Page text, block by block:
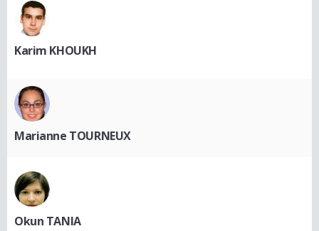
Karim KHOUKH
Marianne TOURNEUX
Okun TANIA